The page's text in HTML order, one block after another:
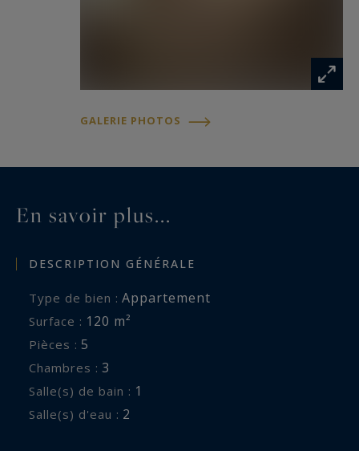
GALERIE PHOTOS
En savoir plus...
DESCRIPTION GÉNÉRALE
Type de bien : Appartement
Surface : 120 m²
Pièces : 5
Chambres : 3
Salle(s) de bain : 1
Salle(s) d'eau : 2